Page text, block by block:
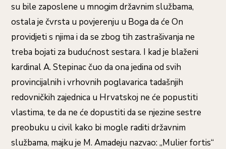
su bile zaposlene u mnogim državnim službama,
ostala je čvrsta u povjerenju u Boga da će On
providjeti s njima i da se zbog tih zastrašivanja ne
treba bojati za budućnost sestara. I kad je blaženi
kardinal A. Stepinac čuo da ona jedina od svih
provincijalnih i vrhovnih poglavarica tadašnjih
redovničkih zajednica u Hrvatskoj ne će popustiti
vlastima, te da ne će dopustiti da se njezine sestre
preobuku u civil kako bi mogle raditi državnim
službama, majku je M. Amadeju nazvao: „Mulier fortis“